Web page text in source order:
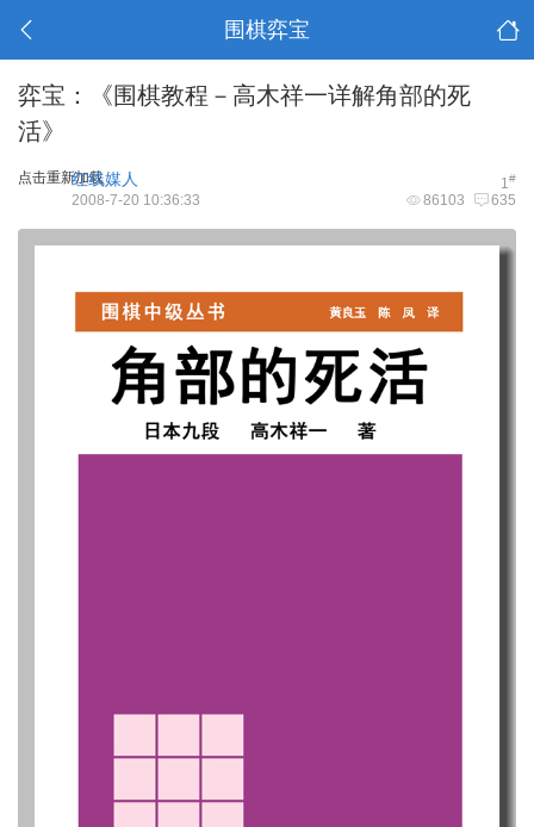
围棋弈宝
弈宝：《围棋教程－高木祥一详解角部的死
活》
点击重新加载 1#
红线媒人
86103 635
2008-7-20 10:36:33